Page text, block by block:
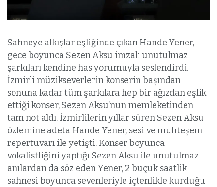
Sahneye alkışlar eşliğinde çıkan Hande Yener,
gece boyunca Sezen Aksu imzalı unutulmaz
şarkıları kendine has yorumuyla seslendirdi.
İzmirli müzikseverlerin konserin başından
sonuna kadar tüm şarkılara hep bir ağızdan eşlik
ettiği konser, Sezen Aksu’nun memleketinden
tam not aldı. İzmirlilerin yıllar süren Sezen Aksu
özlemine adeta Hande Yener, sesi ve muhteşem
repertuvarı ile yetişti. Konser boyunca
vokalistliğini yaptığı Sezen Aksu ile unutulmaz
anılardan da söz eden Yener, 2 buçuk saatlik
sahnesi boyunca sevenleriyle içtenlikle kurduğu